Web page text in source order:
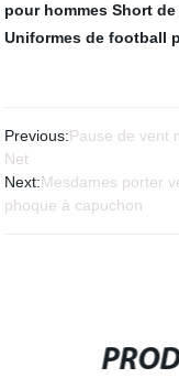
pour hommes Short
Uniformes de football
Previous:Pause de vent
Net
Next:Mesdames porter
phoque à capuchon